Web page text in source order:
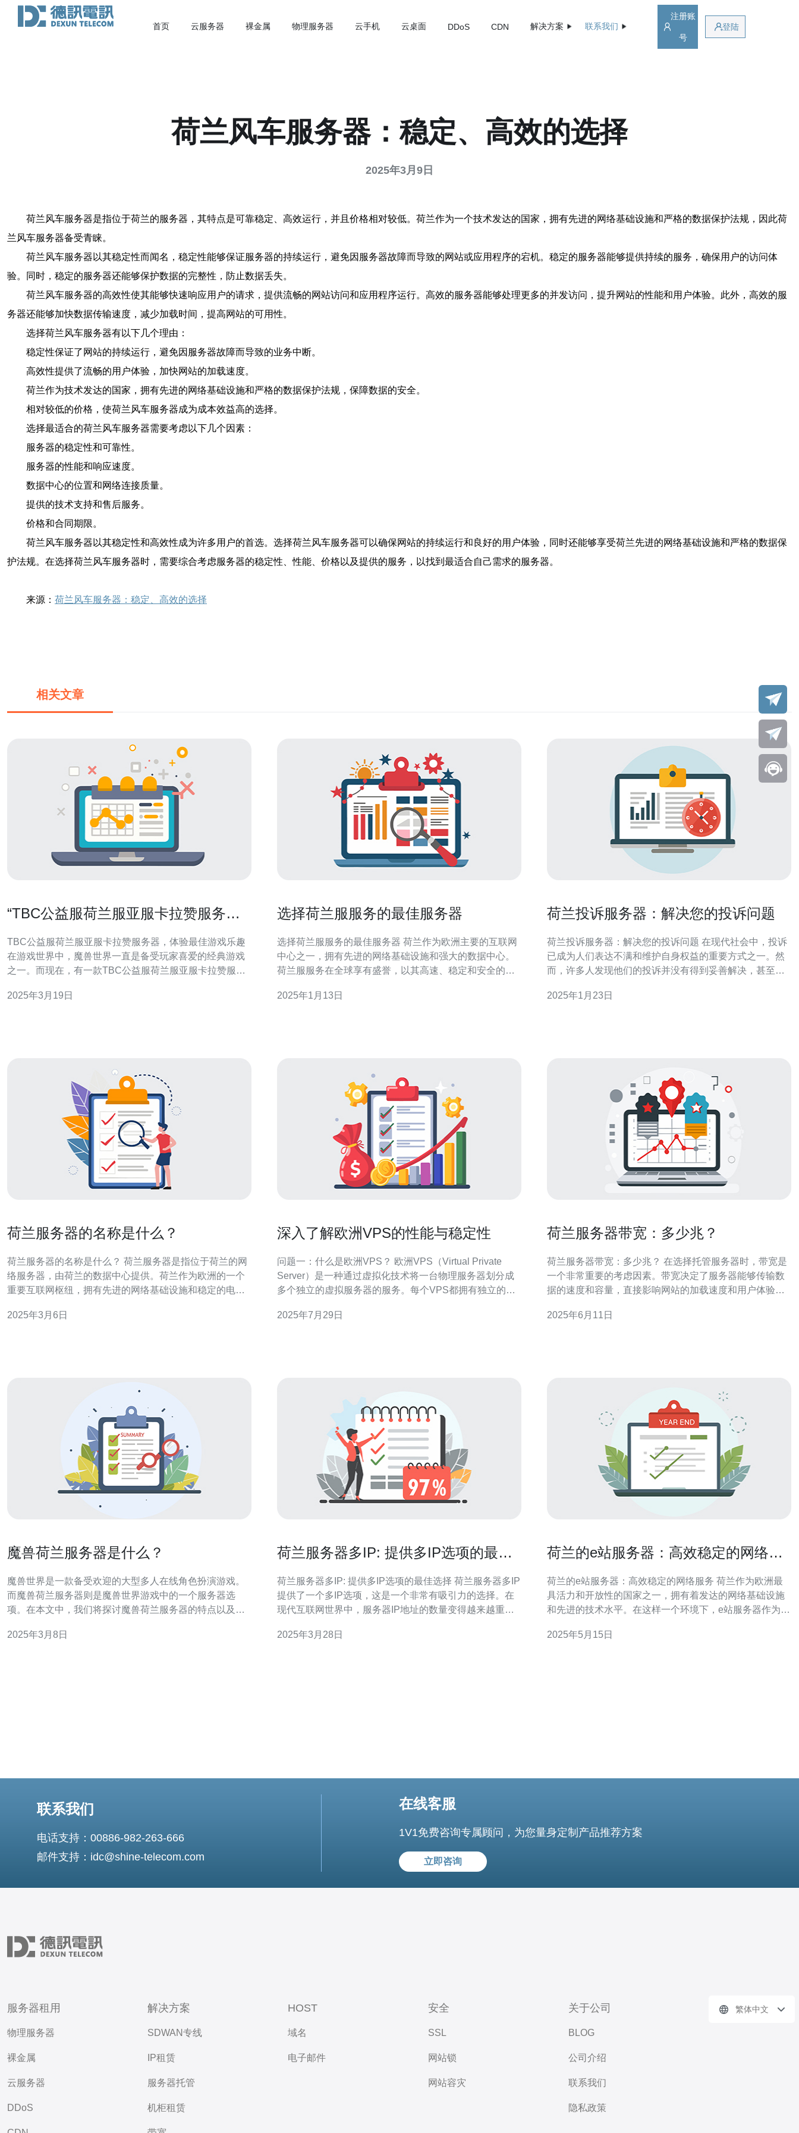
首页 云服务器 裸金属 物理服务器 云手机 云桌面 DDoS CDN 解决方案 联系我们
注册账
号
登陆
荷兰风车服务器：稳定、高效的选择
2025年3月9日
荷兰风车服务器是指位于荷兰的服务器，其特点是可靠稳定、高效运行，并且价格相对较低。荷兰作为一个技术发达的国家，拥有先进的网络基础设施和严格的数据保护法规，因此荷
兰风车服务器备受青睐。
荷兰风车服务器以其稳定性而闻名，稳定性能够保证服务器的持续运行，避免因服务器故障而导致的网站或应用程序的宕机。稳定的服务器能够提供持续的服务，确保用户的访问体
验。同时，稳定的服务器还能够保护数据的完整性，防止数据丢失。
荷兰风车服务器的高效性使其能够快速响应用户的请求，提供流畅的网站访问和应用程序运行。高效的服务器能够处理更多的并发访问，提升网站的性能和用户体验。此外，高效的服
务器还能够加快数据传输速度，减少加载时间，提高网站的可用性。
选择荷兰风车服务器有以下几个理由：
稳定性保证了网站的持续运行，避免因服务器故障而导致的业务中断。
高效性提供了流畅的用户体验，加快网站的加载速度。
荷兰作为技术发达的国家，拥有先进的网络基础设施和严格的数据保护法规，保障数据的安全。
相对较低的价格，使荷兰风车服务器成为成本效益高的选择。
选择最适合的荷兰风车服务器需要考虑以下几个因素：
服务器的稳定性和可靠性。
服务器的性能和响应速度。
数据中心的位置和网络连接质量。
提供的技术支持和售后服务。
价格和合同期限。
荷兰风车服务器以其稳定性和高效性成为许多用户的首选。选择荷兰风车服务器可以确保网站的持续运行和良好的用户体验，同时还能够享受荷兰先进的网络基础设施和严格的数据保
护法规。在选择荷兰风车服务器时，需要综合考虑服务器的稳定性、性能、价格以及提供的服务，以找到最适合自己需求的服务器。
来源： 荷兰风车服务器：稳定、高效的选择
相关文章
“TBC公益服荷兰服亚服卡拉赞服务
TBC公益服荷兰服亚服卡拉赞服务器，体验最佳游戏乐趣
在游戏世界中，魔兽世界一直是备受玩家喜爱的经典游戏
之一。而现在，有一款TBC公益服荷兰服亚服卡拉赞服务
拉赞服务器是一款专为TBC玩家打造的公益服。它采用荷
2025年3月19日
选择荷兰服服务的最佳服务器
选择荷兰服服务的最佳服务器 荷兰作为欧洲主要的互联网
中心之一，拥有先进的网络基础设施和强大的数据中心。
荷兰服服务在全球享有盛誉，以其高速、稳定和安全的网
兰服服务的服务器都能满足您的需求。 荷兰服服务的服务
2025年1月13日
荷兰投诉服务器：解决您的投诉问题
荷兰投诉服务器：解决您的投诉问题 在现代社会中，投诉
已成为人们表达不满和维护自身权益的重要方式之一。然
而，许多人发现他们的投诉并没有得到妥善解决，甚至被
台，我们致力于解决您的投诉问题，保护您的权益。 荷兰
2025年1月23日
荷兰服务器的名称是什么？
荷兰服务器的名称是什么？ 荷兰服务器是指位于荷兰的网
络服务器，由荷兰的数据中心提供。荷兰作为欧洲的一个
重要互联网枢纽，拥有先进的网络基础设施和稳定的电力
务器。 荷兰服务器有以下几个优势： 网络连接速度快：荷
2025年3月6日
深入了解欧洲VPS的性能与稳定性
问题一：什么是欧洲VPS？ 欧洲VPS（Virtual Private
Server）是一种通过虚拟化技术将一台物理服务器划分成
多个独立的虚拟服务器的服务。每个VPS都拥有独立的操
设置。与共享主机相比，VPS提供了更高的性能和更好的
2025年7月29日
荷兰服务器带宽：多少兆？
荷兰服务器带宽：多少兆？ 在选择托管服务器时，带宽是
一个非常重要的考虑因素。带宽决定了服务器能够传输数
据的速度和容量，直接影响网站的加载速度和用户体验。
足够带宽的服务器至关重要。 荷兰是欧洲互联网枢纽之
2025年6月11日
魔兽荷兰服务器是什么？
魔兽世界是一款备受欢迎的大型多人在线角色扮演游戏。
而魔兽荷兰服务器则是魔兽世界游戏中的一个服务器选
项。在本文中，我们将探讨魔兽荷兰服务器的特点以及为
一种服务器选项。它位于荷兰，由游戏开发商Blizzard
2025年3月8日
荷兰服务器多IP: 提供多IP选项的最佳
荷兰服务器多IP: 提供多IP选项的最佳选择 荷兰服务器多IP
提供了一个多IP选项，这是一个非常有吸引力的选择。在
现代互联网世界中，服务器IP地址的数量变得越来越重
包括提高安全性、增加网络容量和改善网络性能。荷兰服
2025年3月28日
荷兰的e站服务器：高效稳定的网络服
荷兰的e站服务器：高效稳定的网络服务 荷兰作为欧洲最
具活力和开放性的国家之一，拥有着发达的网络基础设施
和先进的技术水平。在这样一个环境下，e站服务器作为一
务。 e站服务器采用最先进的服务器设备，确保用户能够
2025年5月15日
联系我们
电话支持：00886-982-263-666
邮件支持：idc@shine-telecom.com
在线客服
1V1免费咨询专属顾问，为您量身定制产品推荐方案
立即咨询
服务器租用
物理服务器
裸金属
云服务器
DDoS
解决方案
SDWAN专线
IP租赁
服务器托管
机柜租赁
HOST
域名
电子邮件
安全
SSL
网站锁
网站容灾
关于公司
BLOG
公司介绍
联系我们
隐私政策
繁体中文